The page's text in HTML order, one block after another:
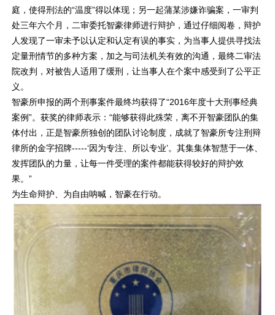
庭，使得刑法的“温度”得以体现；另一起蒲某涉嫌诈骗案，一审判
处三年六个月，二审委托智豪律师进行辩护，通过仔细阅卷，辩护
人发现了一审未予以认定和认定有误的事实，为当事人提供寻找法
定量刑情节的多种方案，加之与司法机关有效的沟通，最终二审法
院改判，对被告人适用了缓刑，让当事人在个案中感受到了公平正
义。
智豪所申报的两个刑事案件最终均获得了“2016年度十大刑事经典
案例”。获奖的律师表示：“能够获得此殊荣，离不开智豪团队的集
体付出，正是智豪所独创的团队讨论制度，成就了智豪所专注刑辩
律所的金字招牌-----‘因为专注、所以专业’。其集集体智慧于一体、
发挥团队的力量，让每一件受理的案件都能获得较好的辩护效
果。”
为生命辩护、为自由呐喊，智豪在行动。